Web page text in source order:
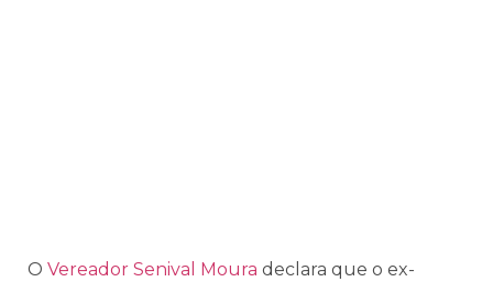
O Vereador Senival Moura declara que o ex-